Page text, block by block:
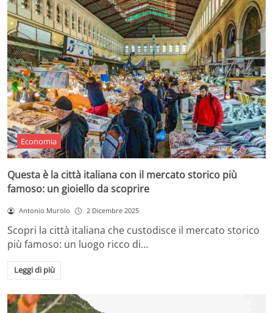
Economia
Questa è la città italiana con il mercato storico più
famoso: un gioiello da scoprire
Antonio Murolo 2 Dicembre 2025
Scopri la città italiana che custodisce il mercato storico
più famoso: un luogo ricco di…
Leggi di più